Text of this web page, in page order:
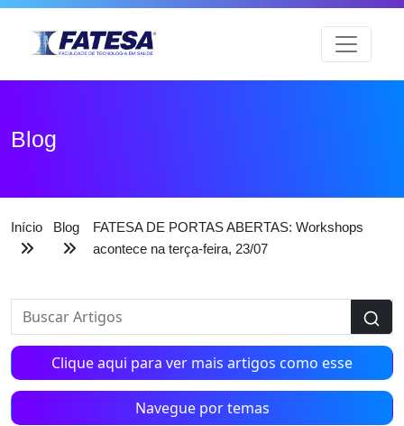
Blog
Início Blog
FATESA DE PORTAS ABERTAS: Workshops
acontece na terça-feira, 23/07
Clique aqui para ver mais artigos como esse
Navegue por temas